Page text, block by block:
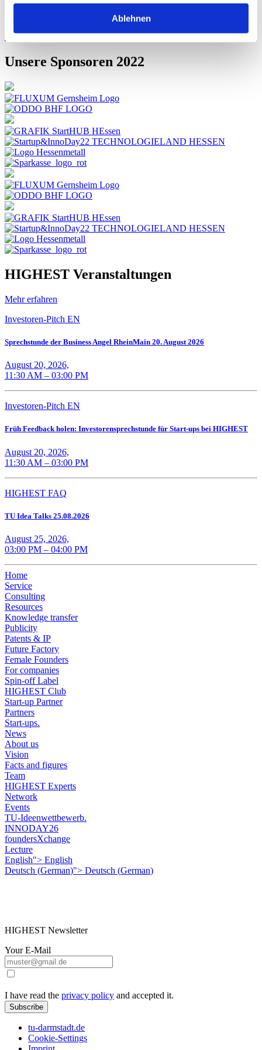
Ablehnen
Kontakt aufnehmen
Unsere Sponsoren 2022
HIGHEST Veranstaltungen
Mehr erfahren
Investoren-Pitch EN
Sprechstunde der Business Angel RheinMain 20. August 2026
August 20, 2026,
11:30 AM – 03:00 PM
Investoren-Pitch EN
Früh Feedback holen: Investorensprechstunde für Start-ups bei HIGHEST
August 20, 2026,
11:30 AM – 03:00 PM
HIGHEST FAQ
TU Idea Talks 25.08.2026
August 25, 2026,
03:00 PM – 04:00 PM
Home
Service
Consulting
Resources
Knowledge transfer
Publicity
Patents & IP
Future Factory
Female Founders
For companies
Spin-off Label
HIGHEST Club
Start-up Partner
Partners
Start-ups.
News
About us
Vision
Facts and figures
Team
HIGHEST Experts
Network
Events
TU-Ideenwettbewerb.
INNODAY26
foundersXchange
Lecture
English"> English
Deutsch (German)"> Deutsch (German)
HIGHEST Newsletter
Your E-Mail
I have read the privacy policy and accepted it.
Subscribe
tu-darmstadt.de
Cookie-Settings